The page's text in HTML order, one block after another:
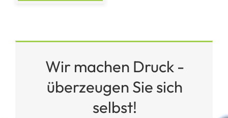
Wir machen Druck -
überzeugen Sie sich
selbst!